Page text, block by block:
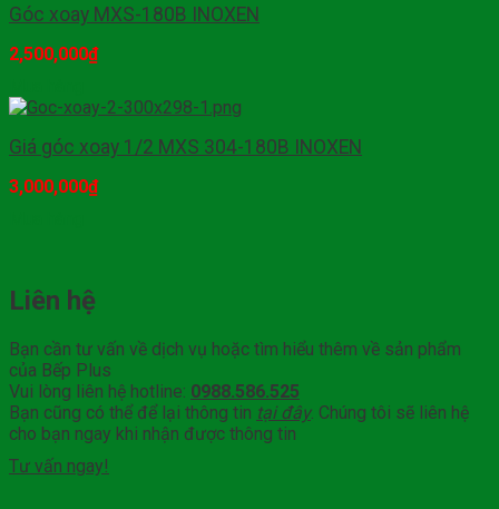
Góc xoay MXS-180B INOXEN
2,500,000₫
Giá góc xoay 1/2 MXS 304-180B INOXEN
3,000,000₫
Liên hệ
Bạn cần tư vấn về dịch vụ hoặc tìm hiểu thêm về sản phẩm
của Bếp Plus
Vui lòng liên hệ hotline: 0988.586.525
Bạn cũng có thể để lại thông tin tại đây. Chúng tôi sẽ liên hệ
cho bạn ngay khi nhận được thông tin
Tư vấn ngay!